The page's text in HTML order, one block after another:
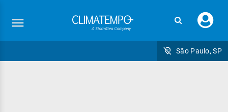
seu
São Paulo, SP